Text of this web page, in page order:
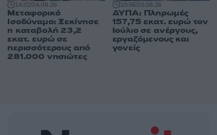
14:0204.08.26
Μεταφορικό
Ισοδύναμο: Ξεκίνησε
η καταβολή 23,2
εκατ. ευρώ σε
περισσότερους από
281.000 νησιώτες
10:5603.08.26
ΔΥΠΑ: Πληρωμές
157,75 εκατ. ευρώ τον
Ιούλιο σε ανέργους,
εργαζόμενους και
γονείς